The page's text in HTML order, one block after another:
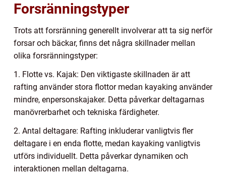
Forsränningstyper
Trots att forsränning generellt involverar att ta sig nerför
forsar och bäckar, finns det några skillnader mellan
olika forsränningstyper:
1. Flotte vs. Kajak: Den viktigaste skillnaden är att
rafting använder stora flottor medan kayaking använder
mindre, enpersonskajaker. Detta påverkar deltagarnas
manövrerbarhet och tekniska färdigheter.
2. Antal deltagare: Rafting inkluderar vanligtvis fler
deltagare i en enda flotte, medan kayaking vanligtvis
utförs individuellt. Detta påverkar dynamiken och
interaktionen mellan deltagarna.